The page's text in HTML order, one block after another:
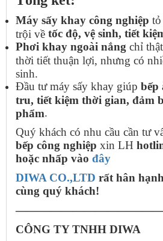
Máy sấy khay công nghiệp
trội về tốc độ, vệ sinh, tiết
Phơi khay ngoài nắng chỉ
thời tiết thuận lợi, nhưng có
sinh.
Đầu tư máy sấy khay giúp bếp
tru, tiết kiệm thời gian, đảm
phẩm.
Quý khách có nhu cầu cần tư
bếp công nghiệp xin LH
hoặc nhấp vào đây
DIWA CO.,LTD rất hân
cùng quý khách!
CÔNG TY TNHH DIWA